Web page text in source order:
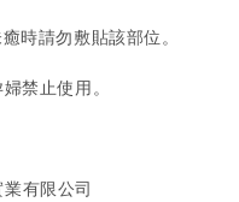
時請勿敷貼該部位。
禁止使用。
有限公司